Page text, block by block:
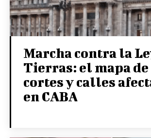
Marcha contra la
Tierras: el mapa de
cortes y calles
en CABA